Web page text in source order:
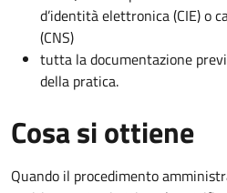
d’identità elettronica (CIE) o
(CNS)
tutta la documentazione
della pratica.
Cosa si ottiene
Quando il procedimento